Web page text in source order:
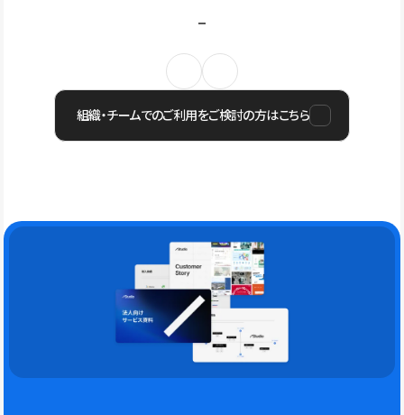
組織・チームでのご利用をご検討の方はこちら